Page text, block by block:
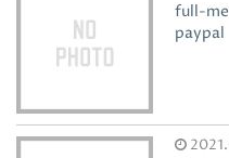
full-me
paypal